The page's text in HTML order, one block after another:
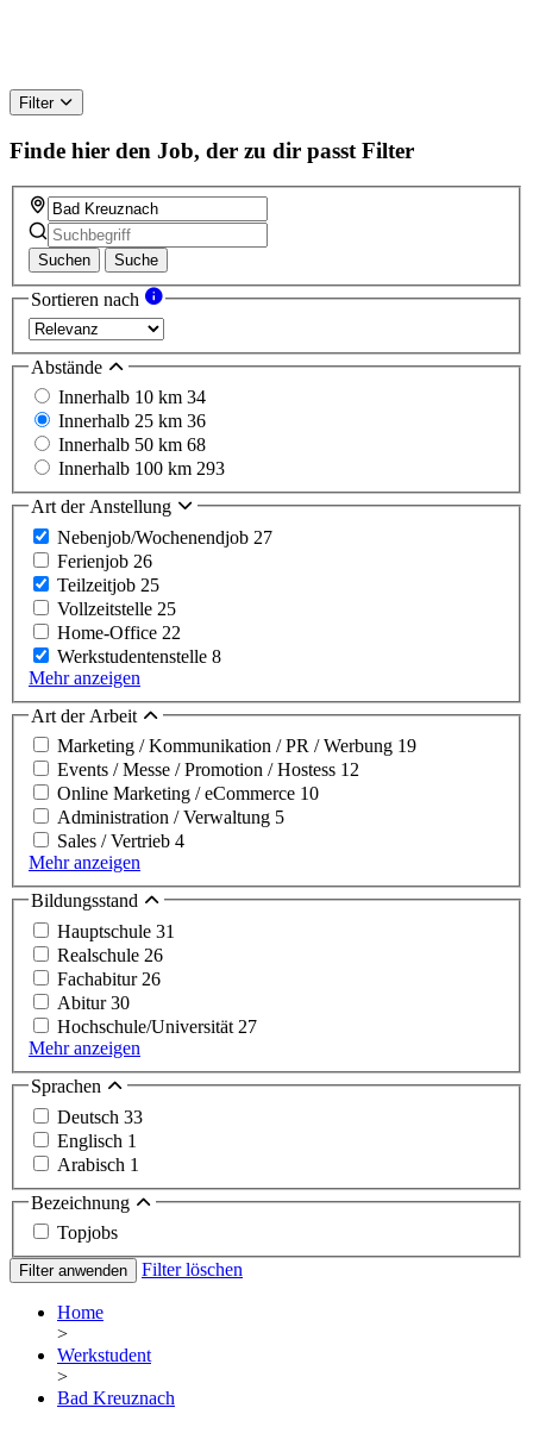
Filter
Finde hier den Job, der zu dir passt Filter
Suchen Suche
Sortieren nach
Abstände
Innerhalb 10 km 34
Innerhalb 25 km 36
Innerhalb 50 km 68
Innerhalb 100 km 293
Art der Anstellung
Nebenjob/Wochenendjob 27
Ferienjob 26
Teilzeitjob 25
Vollzeitstelle 25
Home-Office 22
Werkstudentenstelle 8
Mehr anzeigen
Art der Arbeit
Marketing / Kommunikation / PR / Werbung 19
Events / Messe / Promotion / Hostess 12
Online Marketing / eCommerce 10
Administration / Verwaltung 5
Sales / Vertrieb 4
Mehr anzeigen
Bildungsstand
Hauptschule 31
Realschule 26
Fachabitur 26
Abitur30
Hochschule/Universität 27
Mehr anzeigen
Sprachen
Deutsch 33
Englisch 1
Arabisch 1
Bezeichnung
Topjobs
Filter anwenden Filter löschen
Home
>
Werkstudent
>
Bad Kreuznach